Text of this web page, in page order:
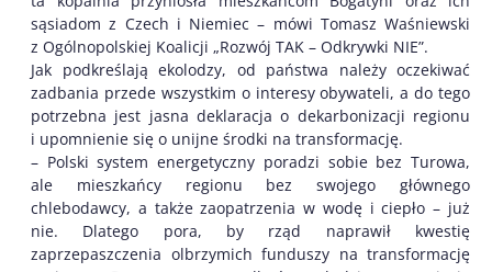
sąsiadom z Czech i Niemiec – mówi Tomasz Waśniewski
z Ogólnopolskiej Koalicji „Rozwój TAK – Odkrywki NIE”.
Jak podkreślają ekolodzy, od państwa należy oczekiwać
zadbania przede wszystkim o interesy obywateli, a do tego
potrzebna jest jasna deklaracja o dekarbonizacji regionu
i upomnienie się o unijne środki na transformację.
– Polski system energetyczny poradzi sobie bez Turowa,
ale mieszkańcy regionu bez swojego głównego
chlebodawcy, a także zaopatrzenia w wodę i ciepło – już
nie. Dlatego pora, by rząd naprawił kwestię
zaprzepaszczenia olbrzymich funduszy na transformację